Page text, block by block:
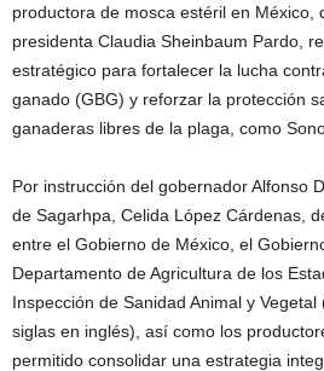
productora de mosca estéril en México,
presidenta Claudia Sheinbaum Pardo,
estratégico para fortalecer la lucha
ganado (GBG) y reforzar la protección
ganaderas libres de la plaga, como
Por instrucción del gobernador Alfonso
de Sagarhpa, Celida López Cárdenas,
entre el Gobierno de México, el
Departamento de Agricultura de los
Inspección de Sanidad Animal y Vegetal
siglas en inglés), así como los
permitido consolidar una estrategia